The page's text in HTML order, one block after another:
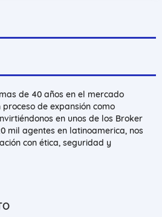
de 40 años en el mercado
de expansión como
en unos de los Broker
mil agentes en latinoamerica, nos
con ética, seguridad y